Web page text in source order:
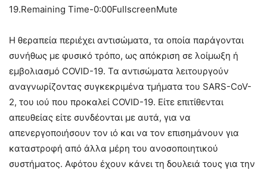
19.Remaining Time-0:00FullscreenMute
Η θεραπεία περιέχει αντισώματα, τα οποία παράγονται
συνήθως με φυσικό τρόπο, ως απόκριση σε λοίμωξη ή
εμβολιασμό COVID-19. Τα αντισώματα λειτουργούν
αναγνωρίζοντας συγκεκριμένα τμήματα του SARS-CoV-
2, του ιού που προκαλεί COVID-19. Είτε επιτίθενται
απευθείας είτε συνδέονται με αυτά, για να
απενεργοποιήσουν τον ιό και να τον επισημάνουν για
καταστροφή από άλλα μέρη του ανοσοποιητικού
συστήματος. Αφότου έχουν κάνει τη δουλειά τους για την